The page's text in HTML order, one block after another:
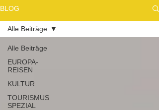
BLOG
Alle Beiträge
EUROPA-
REISEN
KULTUR
TOURISMUS
SPEZIAL
Alle Beiträge